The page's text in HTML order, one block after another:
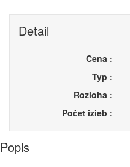
Detail
Cena :
Typ :
Rozloha :
Počet izieb :
Popis